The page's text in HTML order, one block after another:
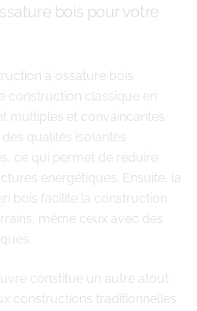
bois pour votre
à ossature bois
construction classique en
multiples et convaincantes.
qualités isolantes
ce qui permet de réduire
énergétiques. Ensuite, la
bois facilite la construction
même ceux avec des
constitue un autre atout
constructions traditionnelles